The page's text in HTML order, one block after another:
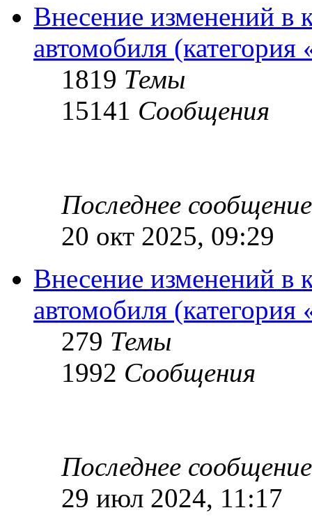
Внесение изменений в
автомобиля (категория
1819 Темы
15141 Сообщения
Последнее сообщение
20 окт 2025, 09:29
Внесение изменений в
автомобиля (категория
279 Темы
1992 Сообщения
Последнее сообщение
29 июл 2024, 11:17